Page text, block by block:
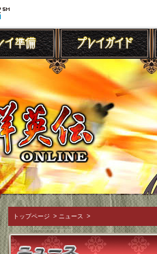
トップページ > ニュース >